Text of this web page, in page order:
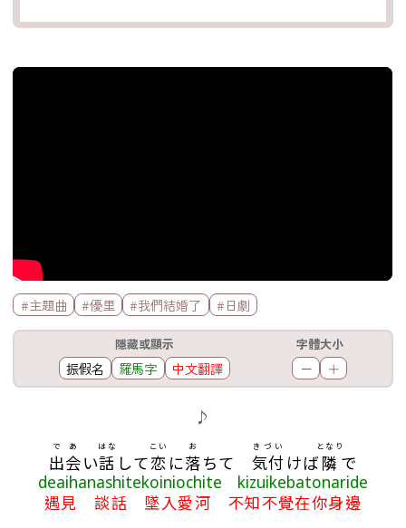
官方Youtube影片
標籤欄
#主題曲 #優里 #我們結婚了 #日劇
隱藏或顯示
振假名 羅馬字 中文翻譯
字體大小
－ ＋
♪
出
で
会
あ
い話
はな
して恋
こい
に落
お
ちて 気付
きづい
けば 隣
となり
で
deaihanashitekoiniochite kizuikebatonaride
遇見 談話 墜入愛河 不知不覺在你身邊